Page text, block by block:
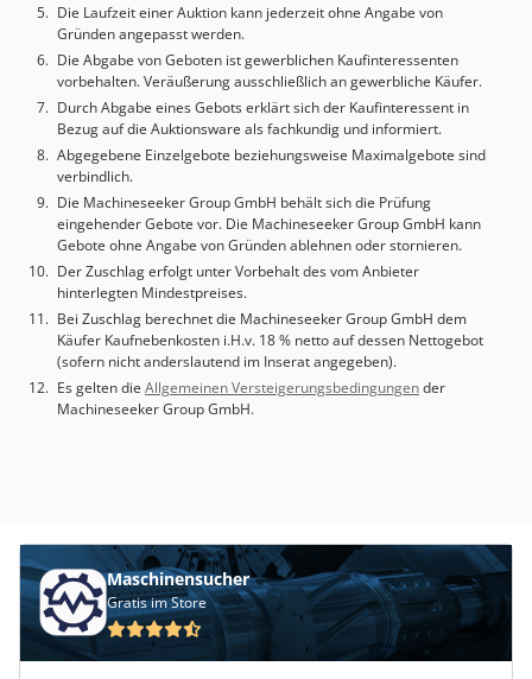
Die Laufzeit einer Auktion kann jederzeit ohne Angabe von
Gründen angepasst werden.
Die Abgabe von Geboten ist gewerblichen Kaufinteressenten
vorbehalten. Veräußerung ausschließlich an gewerbliche Käufer.
Durch Abgabe eines Gebots erklärt sich der Kaufinteressent in
Bezug auf die Auktionsware als fachkundig und informiert.
Abgegebene Einzelgebote beziehungsweise Maximalgebote sind
verbindlich.
Die Machineseeker Group GmbH behält sich die Prüfung
eingehender Gebote vor. Die Machineseeker Group GmbH kann
Gebote ohne Angabe von Gründen ablehnen oder stornieren.
Der Zuschlag erfolgt unter Vorbehalt des vom Anbieter
hinterlegten Mindestpreises.
Bei Zuschlag berechnet die Machineseeker Group GmbH dem
Käufer Kaufnebenkosten i.H.v. 18 % netto auf dessen Nettogebot
(sofern nicht anderslautend im Inserat angegeben).
Es gelten die Allgemeinen Versteigerungsbedingungender
Machineseeker Group GmbH.
Maschinensucher
Gratis im Store